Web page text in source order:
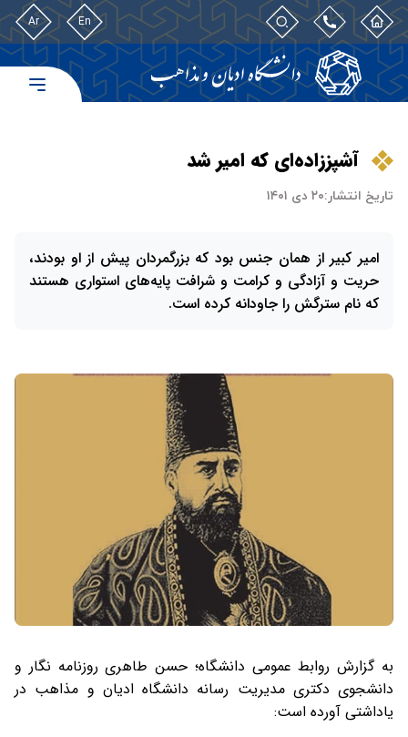
En
Ar
آشپززاده‌ای که امیر شد
تاریخ انتشار:۲۰ دی ۱۴۰۱
امير کبير از همان جنس بود که بزرگمردان پيش از او بودند،
حريت و آزادگی و کرامت و شرافت پايه‌های استواری هستند
که نام سترگش را جاودانه کرده است.
به گزارش روابط عمومی دانشگاه؛ حسن طاهری روزنامه نگار و
دانشجوی دکتری مدیریت رسانه دانشگاه ادیان و مذاهب در
یاداشتی آورده است: